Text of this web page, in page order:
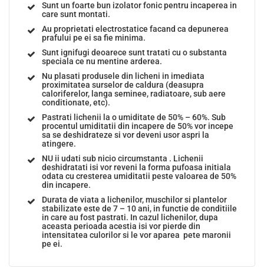
Sunt un foarte bun izolator fonic pentru incaperea in
care sunt montati.
Au proprietati electrostatice facand ca depunerea
prafului pe ei sa fie minima.
Sunt ignifugi deoarece sunt tratati cu o substanta
speciala ce nu mentine arderea.
Nu plasati produsele din licheni in imediata
proximitatea surselor de caldura (deasupra
caloriferelor, langa seminee, radiatoare, sub aere
conditionate, etc).
Pastrati lichenii la o umiditate de 50% – 60%. Sub
procentul umiditatii din incapere de 50% vor incepe
sa se deshidrateze si vor deveni usor aspri la
atingere.
NU ii udati sub nicio circumstanta . Lichenii
deshidratati isi vor reveni la forma pufoasa initiala
odata cu cresterea umiditatii peste valoarea de 50%
din incapere.
Durata de viata a lichenilor, muschilor si plantelor
stabilizate este de 7 – 10 ani, in functie de conditiile
in care au fost pastrati. In cazul lichenilor, dupa
aceasta perioada acestia isi vor pierde din
intensitatea culorilor si le vor aparea pete maronii
pe ei.